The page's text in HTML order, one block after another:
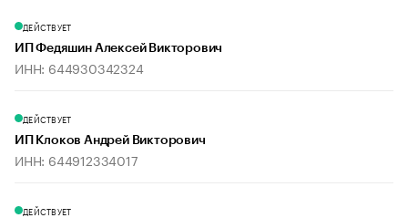
ДЕЙСТВУЕТ
ИП Федяшин Алексей Викторович
ИНН: 644930342324
ДЕЙСТВУЕТ
ИП Клоков Андрей Викторович
ИНН: 644912334017
ДЕЙСТВУЕТ